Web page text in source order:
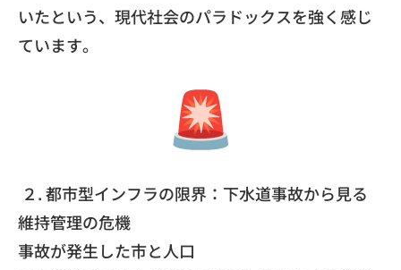
いたという、現代社会のパラドックスを強く感じ
ています。
２. 都市型インフラの限界：下水道事故から見る
維持管理の危機
​事故が発生した市と人口